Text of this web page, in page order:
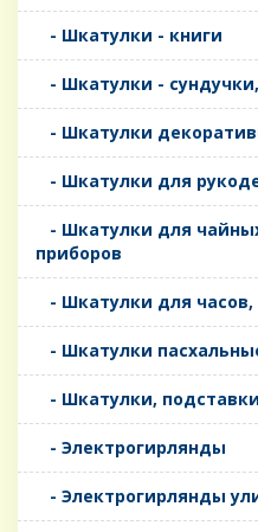
- Шкатулки - книги
- Шкатулки -
- Шкатулки
- Шкатулки для
- Шкатулки для
приборов
- Шкатулки для часов,
- Шкатулки
- Шкатулки,
- Электрогирлянды
- Электрогирлянды